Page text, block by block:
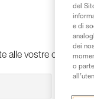
alle vostre
del
e di
dei
o